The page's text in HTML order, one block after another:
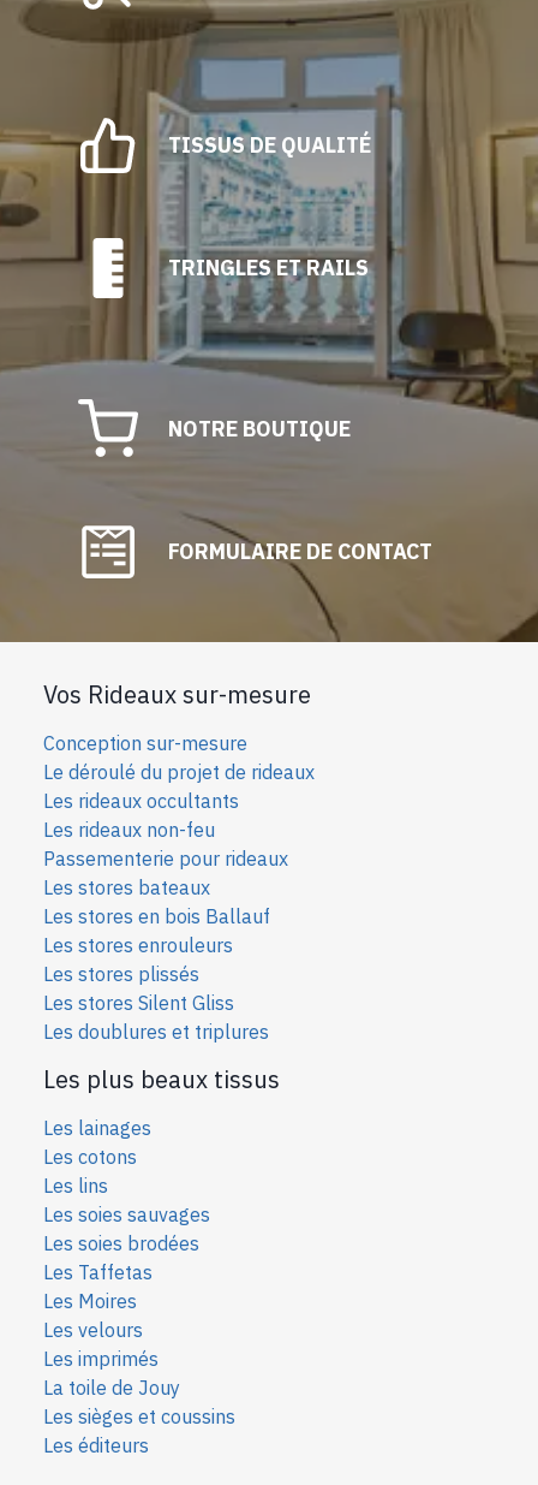
TISSUS DE QUALITÉ
TRINGLES ET RAILS
NOTRE BOUTIQUE
FORMULAIRE DE CONTACT
Vos Rideaux sur-mesure
Conception sur-mesure
Le déroulé du projet de rideaux
Les rideaux occultants
Les rideaux non-feu
Passementerie pour rideaux
Les stores bateaux
Les stores en bois Ballauf
Les stores enrouleurs
Les stores plissés
Les stores Silent Gliss
Les doublures et triplures
Les plus beaux tissus
Les lainages
Les cotons
Les lins
Les soies sauvages
Les soies brodées
Les Taffetas
Les Moires
Les velours
Les imprimés
La toile de Jouy
Les sièges et coussins
Les éditeurs